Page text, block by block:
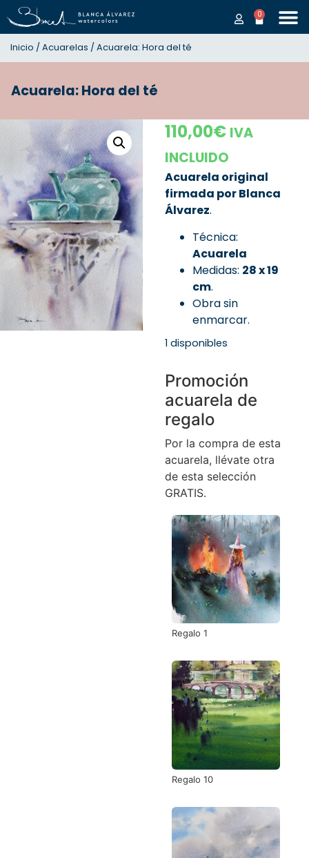
0
Inicio / Acuarelas / Acuarela: Hora del té
Acuarela: Hora del té
110,00€ IVA
INCLUIDO
Acuarela original
firmada por Blanca
Álvarez.
Técnica:
Acuarela
Medidas: 28x 19
cm.
Obra sin
enmarcar.
1 disponibles
Promoción
acuarela de
regalo
Por la compra de esta
acuarela, llévate otra
de esta selección
GRATIS.
Regalo 1
Regalo 10